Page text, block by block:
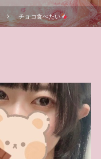
チョコ食べたい